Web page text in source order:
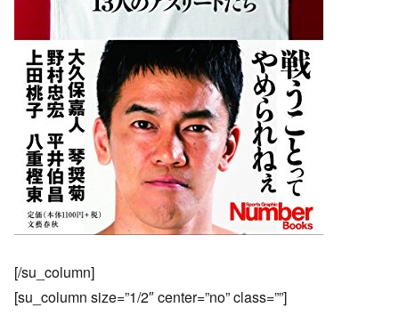
[/su_column]
[su_column size=”1/2″ center=”no” class=””]